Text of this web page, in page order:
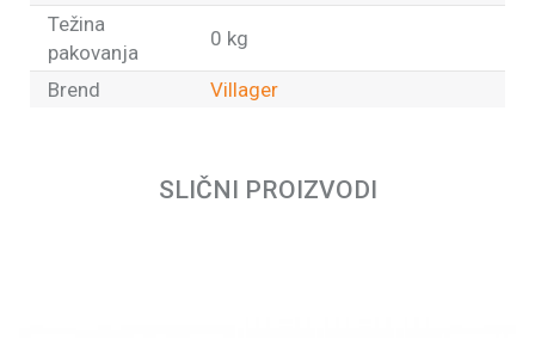
Težina
pakovanja
0 kg
Brend Villager
SLIČNI PROIZVODI